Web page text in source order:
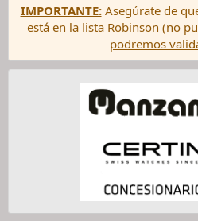
IMPORTANTE:Asegúrate de
está en la lista Robinson (no
podremos